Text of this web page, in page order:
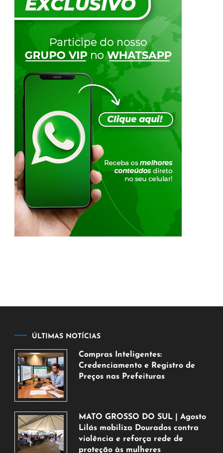
ÚLTIMAS NOTÍCIAS
Compras Inteligentes:
Credenciamento e Registro de
Preços nas Prefeituras
agosto
de
2026
MATO GROSSO DO SUL | Agosto
Lilás mobiliza Dourados contra
violência e reforça rede de
proteção às mulheres